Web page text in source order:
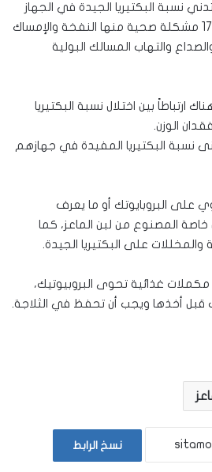
نسبة البكتيريا الجيدة في الجهاز
الهضمي يكون سبباً وراء 170 مشكلة صحية منها النفخة والإمساك
والتهاب المسالك البولية
ارتباطاً بين اختلال نسبة البكتيريا
الوزن.
نسبة البكتيريا المفيدة في جهازهم
على البروبايوتك أو ما يعرف
خاصة المصنوع من لبن الماعز، كما
على البكتيريا الجيدة.
مكملات غذائية تحوى البروبيوتيك،
قبل أخذها ويجب أن تحفظ في الثلاجة.
نسخ الرابط